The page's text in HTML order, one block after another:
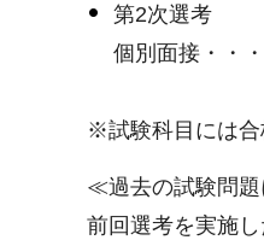
第2次選考
個別面接・・
※試験科目には合
≪過去の試験問
前回選考を実施